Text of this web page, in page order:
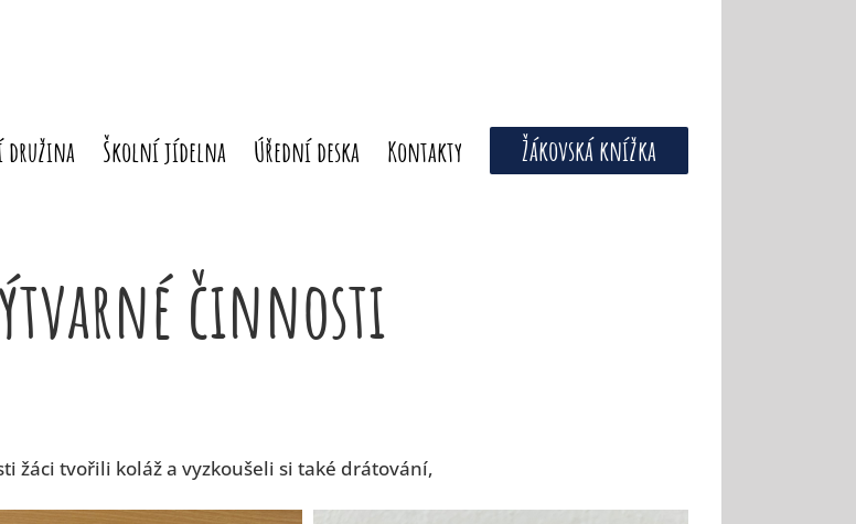
družina Školní jídelna Úřední deska Kontakty Žákovská knížka
činnosti
žáci tvořili koláž a vyzkoušeli si také drátování,